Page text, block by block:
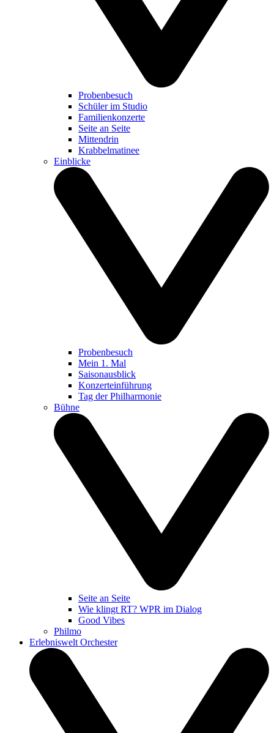
Probenbesuch
Schüler im Studio
Familienkonzerte
Seite an Seite
Mittendrin
Krabbelmatinee
Einblicke
Probenbesuch
Mein 1. Mal
Saisonausblick
Konzerteinführung
Tag der Philharmonie
Bühne
Seite an Seite
Wie klingt RT? WPR im Dialog
Good Vibes
Philmo
Erlebniswelt Orchester